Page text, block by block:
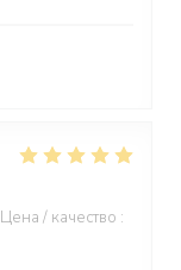
Цена / качество :